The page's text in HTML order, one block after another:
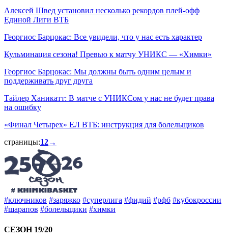
Алексей Швед установил несколько рекордов плей-офф
Единой Лиги ВТБ
Георгиос Барцокас: Все увидели, что у нас есть характер
Кульминация сезона! Превью к матчу УНИКС — «Химки»
Георгиос Барцокас: Мы должны быть одним целым и
поддерживать друг друга
Тайлер Ханикатт: В матче с УНИКСом у нас не будет права
на ошибку
«Финал Четырех» ЕЛ ВТБ: инструкция для болельщиков
страницы:12→
#ключников #заряжко #суперлига #фидий #рфб #кубокроссии
#шарапов #болельщики #химки
СЕЗОН 19/20